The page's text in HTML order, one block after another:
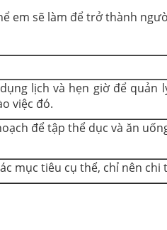
em sẽ làm để trở thành
lịch và hẹn giờ để
việc đó.
để tập thể dục và ăn
mục tiêu cụ thể, chỉ nên chi